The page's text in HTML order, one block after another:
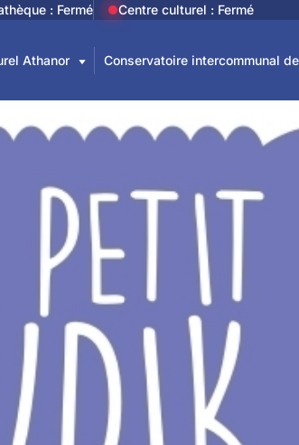
Centre culturel : Fermé
: Fermé
Athanor Conservatoire intercommunal
et le